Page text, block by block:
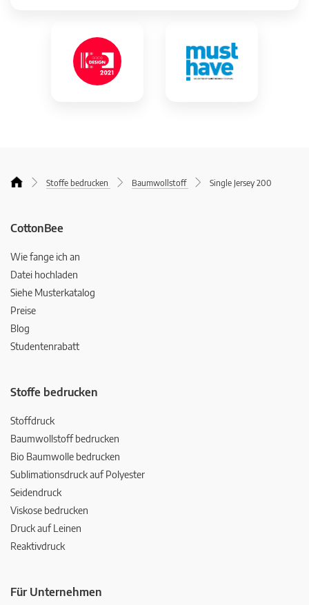
Stoffe bedrucken Baumwollstoff Single Jersey 200
CottonBee
Wie fange ich an
Datei hochladen
Siehe Musterkatalog
Preise
Blog
Studentenrabatt
Stoffe bedrucken
Stoffdruck
Baumwollstoff bedrucken
Bio Baumwolle bedrucken
Sublimationsdruck auf Polyester
Seidendruck
Viskose bedrucken
Druck auf Leinen
Reaktivdruck
Für Unternehmen